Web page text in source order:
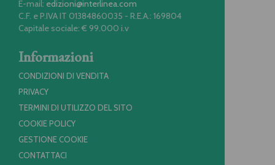
E-mail: edizioni@interlinea.com
C.F. e P.IVA IT 01384860035 - R.E.A.: 169804
Capitale sociale: € 99.000 i.v
Informazioni
CONDIZIONI DI VENDITA
PRIVACY
TERMINI DI UTILIZZO DEL SITO
COOKIE POLICY
GESTIONE COOKIE
CONTATTACI